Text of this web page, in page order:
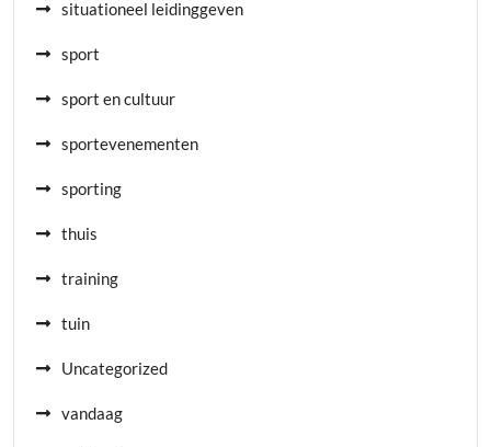
situationeel leidinggeven
sport
sport en cultuur
sportevenementen
sporting
thuis
training
tuin
Uncategorized
vandaag